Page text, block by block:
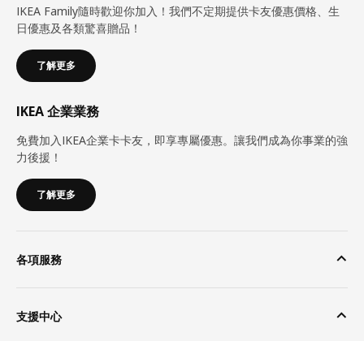
IKEA Family隨時歡迎你加入！我們不定期提供卡友優惠價格、生
日優惠及各類驚喜贈品！
了解更多
IKEA 企業業務
免費加入IKEA企業卡卡友，即享專屬優惠。讓我們成為你事業的強
力後援！
了解更多
各項服務
支援中心